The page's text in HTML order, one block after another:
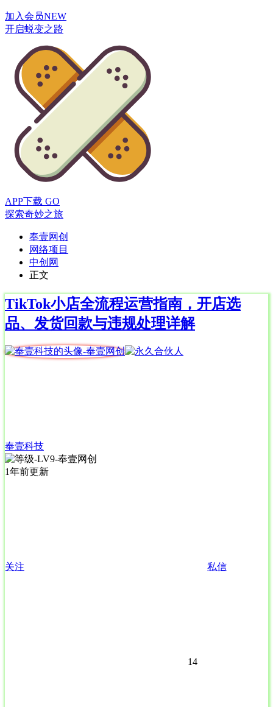
加入会员NEW
开启蜕变之路
APP下载 GO
探索奇妙之旅
奉壹网创
网络项目
中创网
正文
TikTok小店全流程运营指南，开店选
品、发货回款与违规处理详解
奉壹科技
1年前更新
关注 私信
14